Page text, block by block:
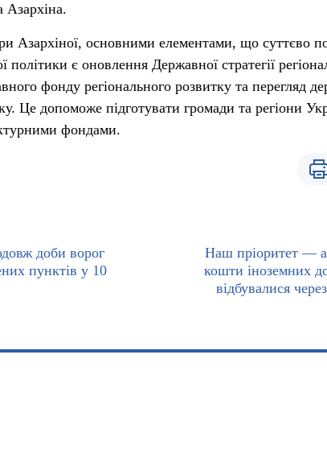
Азархіна.
Азархіної, основними елементами, що суттєво
політики є оновлення Державної стратегії
фонду регіонального розвитку та перегляд
Це допоможе підготувати громади та регіони
фондами.
доби ворог
пунктів у 10
Наш пріоритет —
кошти іноземних
відбувалися